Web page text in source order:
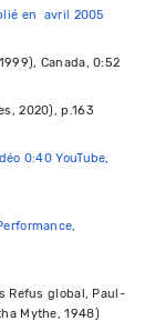
en avril 2005
Canada, 0:52
2020), p.163
0:40 YouTube,
Refus global, Paul-
Mythe, 1948)